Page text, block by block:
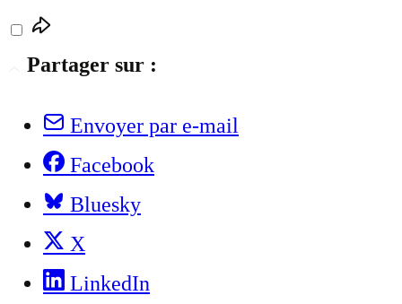
Partager sur :
Envoyer par e-mail
Facebook
Bluesky
X
LinkedIn